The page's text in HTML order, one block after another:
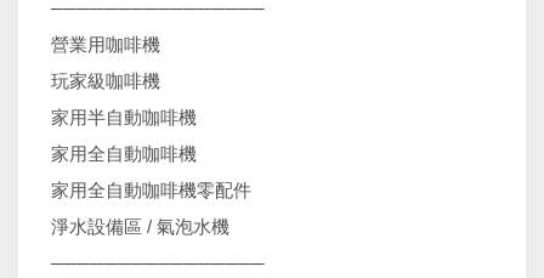
────────────────
營業用咖啡機
玩家級咖啡機
家用半自動咖啡機
家用全自動咖啡機
家用全自動咖啡機零配件
淨水設備區 / 氣泡水機
────────────────